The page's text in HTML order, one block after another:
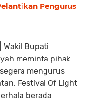
Pengurus
Wakil Bupati
meminta pihak
mengurus
Festival Of Light
berada